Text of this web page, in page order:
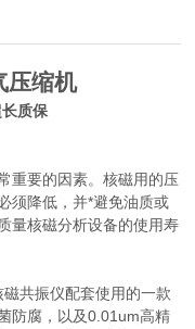
压缩机
质保
重要的因素。核磁用的压
须降低，并*避免油质或
量核磁分析设备的使用寿
共振仪配套使用的一款
防腐，以及0.01um高精